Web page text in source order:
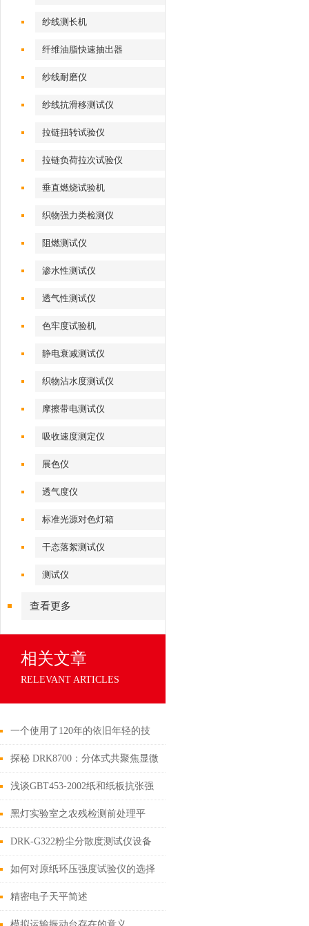
纱线测长机
纤维油脂快速抽出器
纱线耐磨仪
纱线抗滑移测试仪
拉链扭转试验仪
拉链负荷拉次试验仪
垂直燃烧试验机
织物强力类检测仪
阻燃测试仪
渗水性测试仪
透气性测试仪
色牢度试验机
静电衰减测试仪
织物沾水度测试仪
摩擦带电测试仪
吸收速度测定仪
展色仪
透气度仪
标准光源对色灯箱
干态落絮测试仪
测试仪
查看更多
相关文章
RELEVANT ARTICLES
一个使用了120年的依旧年轻的技
术-凯氏定氮
探秘 DRK8700：分体式共聚焦显微
拉曼光谱成像仪的创新技术与优势
浅谈GBT453-2002纸和纸板抗张强
度的测定（恒速加荷法）
黑灯实验室之农残检测前处理平
台：自动化时代的农残筛查新范式
DRK-G322粉尘分散度测试仪设备
卖点介绍
如何对原纸环压强度试验仪的选择
精密电子天平简述